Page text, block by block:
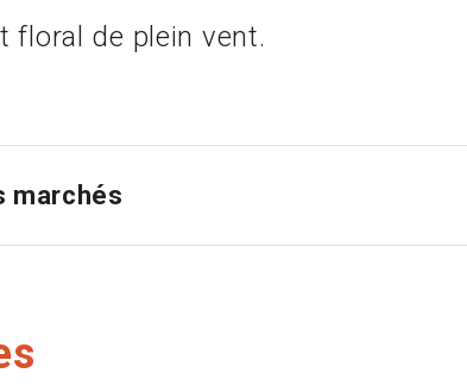
floral de plein vent.
marchés